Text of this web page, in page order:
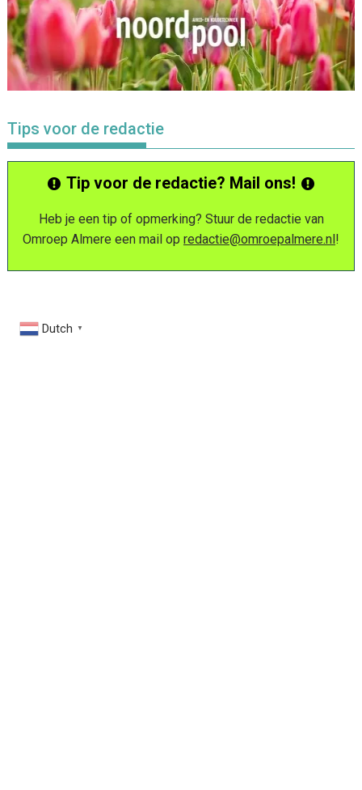
Tips voor de redactie
Tip voor de redactie? Mail ons!
Heb je een tip of opmerking? Stuur de redactie van
Omroep Almere een mail op redactie@omroepalmere.nl!
Dutch ▼